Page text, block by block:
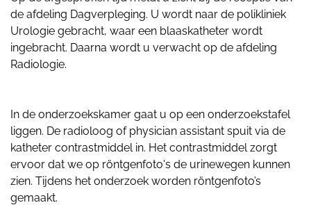
de afdeling Dagverpleging. U wordt naar de polikliniek
Urologie gebracht, waar een blaaskatheter wordt
ingebracht. Daarna wordt u verwacht op de afdeling
Radiologie.
In de onderzoekskamer gaat u op een onderzoekstafel
liggen. De radioloog of physician assistant spuit via de
katheter contrastmiddel in. Het contrastmiddel zorgt
ervoor dat we op röntgenfoto's de urinewegen kunnen
zien. Tijdens het onderzoek worden röntgenfoto’s
gemaakt.